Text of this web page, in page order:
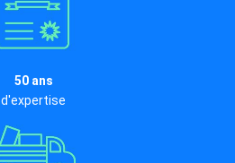
50 ans
d'expertise